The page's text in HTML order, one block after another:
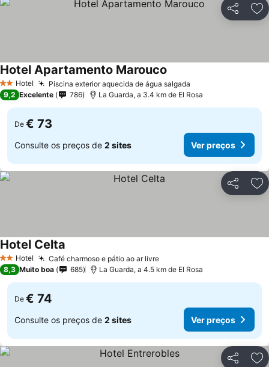
Partilhar
2 Estrelas
Hotel Piscina exterior aquecida de água salgada
Hotel Apartamento Marouco
9,2 Excelente 786 La Guarda, a 3.4 km de El Rosa
De € 73
Consulte os preços de 2 sites Ver preços
Partilhar
2 Estrelas
Hotel Café charmoso e pátio ao ar livre
Hotel Celta
8,3 Muito boa 685 La Guarda, a 4.5 km de El Rosa
De € 74
Consulte os preços de 2 sites Ver preços
Partilhar